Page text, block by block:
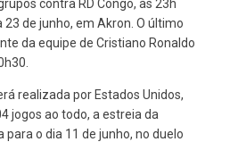
contra RD Congo, às 23h
de junho, em Akron. O último
da equipe de Cristiano Ronaldo
realizada por Estados Unidos,
jogos ao todo, a estreia da
o dia 11 de junho, no duelo